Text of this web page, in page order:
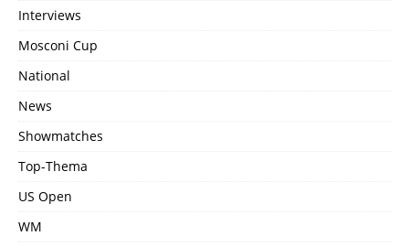
Interviews
Mosconi Cup
National
News
Showmatches
Top-Thema
US Open
WM